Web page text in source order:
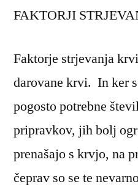
FAKTORJI
Faktorje strjevanja
darovane krvi. In ker
pogosto potrebne
pripravkov, jih bolj
prenašajo s krvjo, na
čeprav so se te